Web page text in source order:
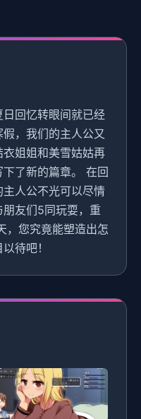
回忆转眼间就已经
，我们的主人公又
姐姐和美雪姑姑再
了新的篇章。 在回
人公不光可以尽情
友们5同玩耍，重
，您究竟能塑造出怎
待吧！